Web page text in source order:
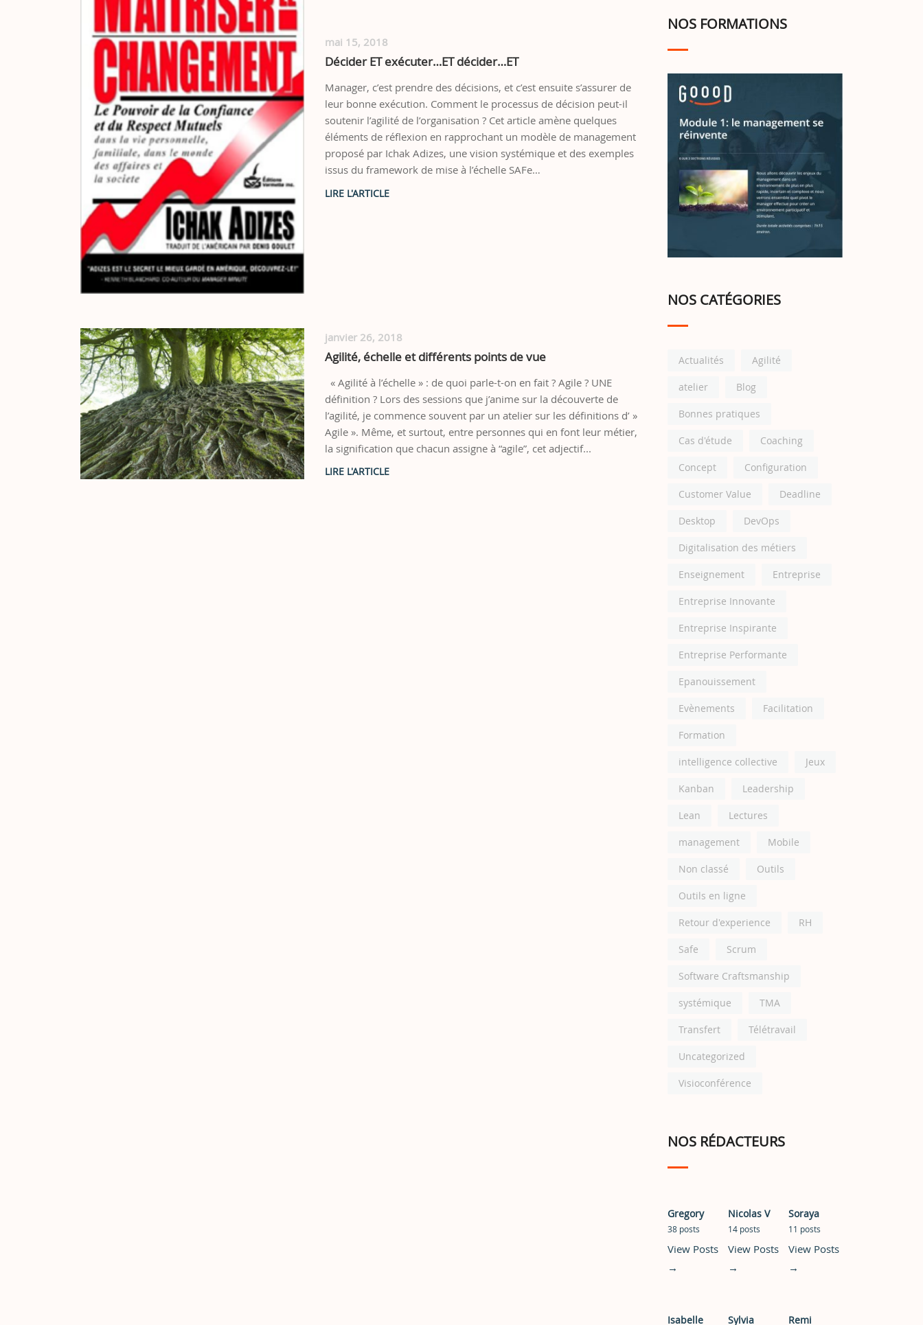
mai 15, 2018
Décider ET exécuter…ET décider…ET
Manager, c’est prendre des décisions, et c’est ensuite s’assurer de
leur bonne exécution. Comment le processus de décision peut-il
soutenir l’agilité de l’organisation ? Cet article amène quelques
éléments de réflexion en rapprochant un modèle de management
proposé par Ichak Adizes, une vision systémique et des exemples
issus du framework de mise à l’échelle SAFe…
janvier 26, 2018
Agilité, échelle et différents points de vue
« Agilité à l’échelle » : de quoi parle-t-on en fait ? Agile ? UNE
définition ? Lors des sessions que j’anime sur la découverte de
l’agilité, je commence souvent par un atelier sur les définitions d’ »
Agile ». Même, et surtout, entre personnes qui en font leur métier,
la signification que chacun assigne à “agile”, cet adjectif...
NOS FORMATIONS
NOS CATÉGORIES
Actualités Agilité
atelier Blog
Bonnes pratiques
Cas d'étude Coaching
Concept Configuration
Customer Value Deadline
Desktop DevOps
Digitalisation des métiers
Enseignement Entreprise
Entreprise Innovante
Entreprise Inspirante
Entreprise Performante
Epanouissement
Evènements Facilitation
Formation
intelligence collective Jeux
Kanban Leadership
Lean Lectures
management Mobile
Non classé Outils
Outils en ligne
Retour d'experience RH
Safe Scrum
Software Craftsmanship
systémique TMA
Transfert Télétravail
Uncategorized
Visioconférence
NOS RÉDACTEURS
Gregory
38 posts
View Posts
→
Nicolas V
14 posts
View Posts
→
Soraya
11 posts
View Posts
→
Isabelle Sylvia Remi